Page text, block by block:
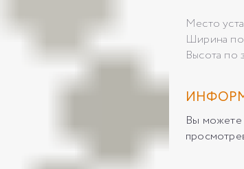
Место
Ширина по
Высота по
Вы можете